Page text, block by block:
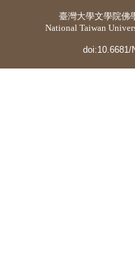
臺灣大學文學院佛
National Taiwan
doi:10.6681/